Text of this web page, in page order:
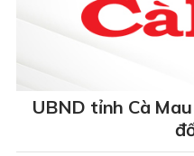
UBND tỉnh Cà